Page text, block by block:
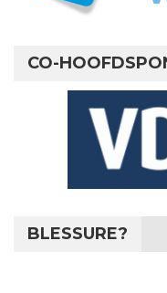
CO-
BLESSURE?